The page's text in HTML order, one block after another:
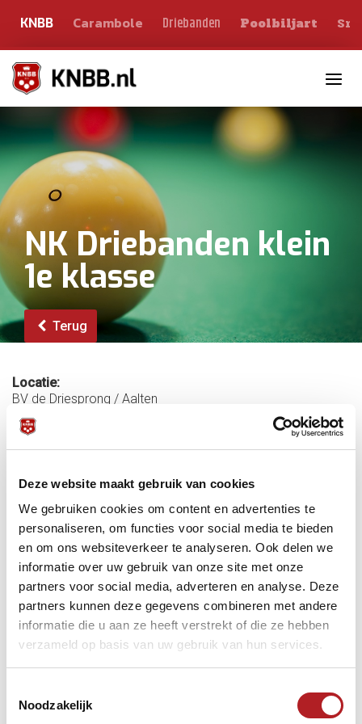
Deze website maakt gebruik van cookies
We gebruiken cookies om content en advertenties te
personaliseren, om functies voor social media te bieden
en om ons websiteverkeer te analyseren. Ook delen we
informatie over uw gebruik van onze site met onze
partners voor social media, adverteren en analyse. Deze
partners kunnen deze gegevens combineren met andere
informatie die u aan ze heeft verstrekt of die ze hebben
verzameld op basis van uw gebruik van hun services.
Noodzakelijk
KNBB Carambole Driebanden Poolbiljart
NK Driebanden klein
1e klasse
Terug
Locatie:
BV de Driesprong / Aalten
Startdatum:
23 januari 2026 - 18:00
Einddatum:
Meer informatie:
Toernooigegevens
Adres/Routeplanner
Hotel
B&B VVV
Driebanden KNBB NK